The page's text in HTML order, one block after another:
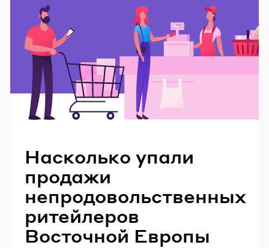
Насколько упали
продажи
непродовольственных
ритейлеров
Восточной Европы